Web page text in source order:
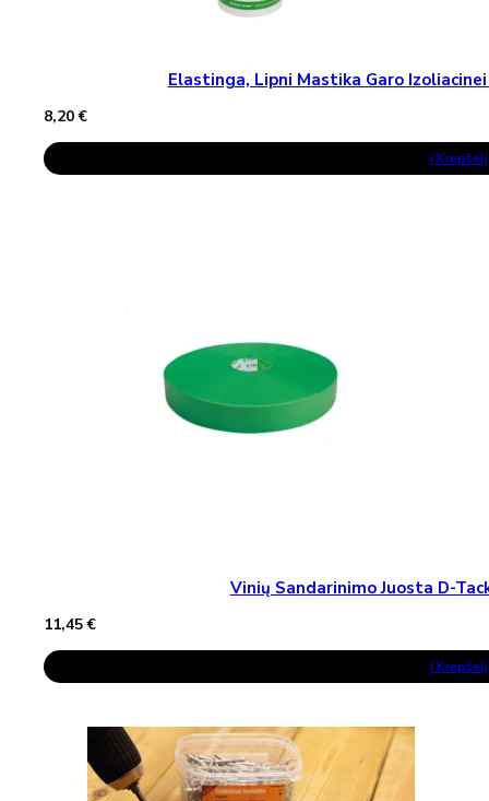
Elastinga, Lipni Mastika Garo Izoliacinei
8,20€
Į Krepšelį
Vinių Sandarinimo Juosta D-
11,45€
Į Krepšelį